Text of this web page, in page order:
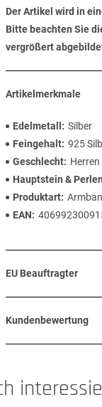
Der Artikel wird in
Bitte beachten Sie
vergrößert
Artikelmerkmale
Edelmetall
Silber
Feingehalt 925
Geschlecht
Herren
Hauptstein & Perlen
Produktart
EAN
EU Beauftragter
Kundenbewertung